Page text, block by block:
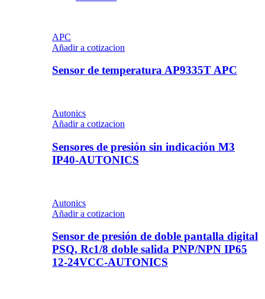
APC
Añadir a cotizacion
Sensor de temperatura AP9335T APC
Autonics
Añadir a cotizacion
Sensores de presión sin indicación M3
IP40-AUTONICS
Autonics
Añadir a cotizacion
Sensor de presión de doble pantalla digital
PSQ, Rc1/8 doble salida PNP/NPN IP65
12-24VCC-AUTONICS